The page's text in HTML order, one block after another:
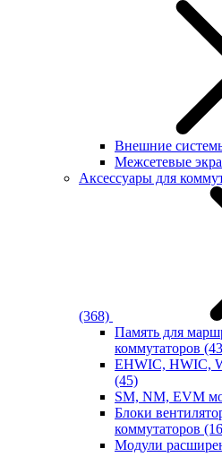
Внешние
Межсетевые
Аксессуары для
(368)
Память для
коммутаторов
EHWIC, HWIC,
(45)
SM, NM, EVM
Блоки
коммутаторов
Модули